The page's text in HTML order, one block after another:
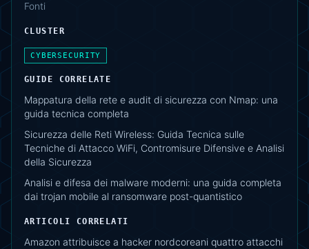
Fonti
CLUSTER
CYBERSECURITY
GUIDE CORRELATE
Mappatura della rete e audit di sicurezza con Nmap: una
guida tecnica completa
Sicurezza delle Reti Wireless: Guida Tecnica sulle
Tecniche di Attacco WiFi, Contromisure Difensive e Analisi
della Sicurezza
Analisi e difesa dei malware moderni: una guida completa
dai trojan mobile al ransomware post-quantistico
ARTICOLI CORRELATI
Amazon attribuisce a hacker nordcoreani quattro attacchi